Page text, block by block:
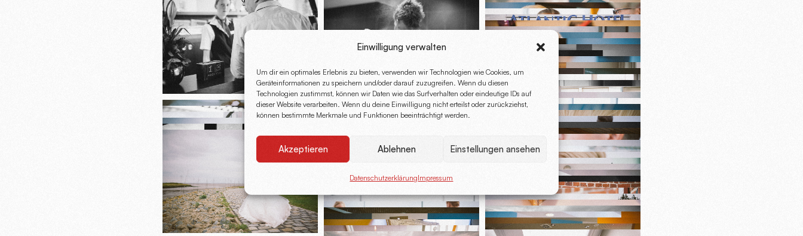
Einwilligung verwalten
Um dir ein optimales Erlebnis zu bieten, verwenden wir Technologien wie Cookies, um
Geräteinformationen zu speichern und/oder darauf zuzugreifen. Wenn du diesen
Technologien zustimmst, können wir Daten wie das Surfverhalten oder eindeutige IDs auf
dieser Website verarbeiten. Wenn du deine Einwilligung nicht erteilst oder zurückziehst,
können bestimmte Merkmale und Funktionen beeinträchtigt werden.
Akzeptieren Ablehnen Einstellungen ansehen
DatenschutzerklärungImpressum